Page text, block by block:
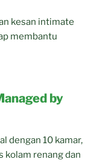
kesan intimate
membantu
by
dengan 10 kamar,
kolam renang dan